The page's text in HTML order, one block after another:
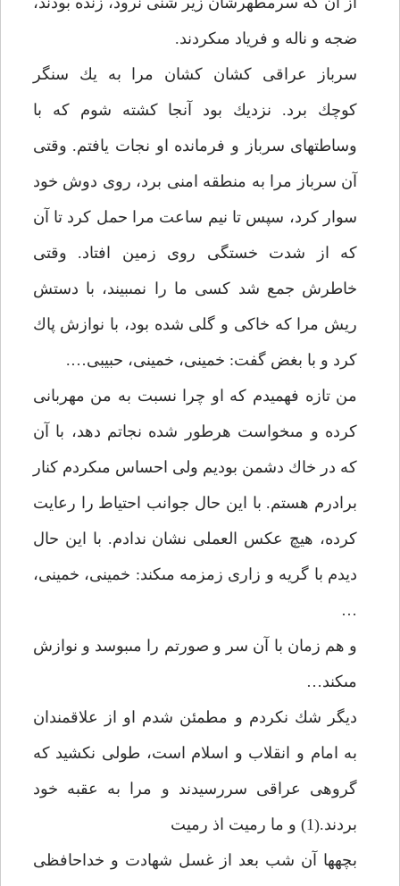
ضجه و ناله و فرياد مى‏كردند.
سرباز عراقى كشان كشان مرا به يك سنگر
كوچك برد. نزديك بود آنجا كشته شوم كه با
وساطت‏هاى سرباز و فرمانده او نجات يافتم. وقتى
آن سرباز مرا به منطقه امنى برد، روى دوش خود
سوار كرد، سپس تا نيم ساعت مرا حمل كرد تا آن
كه از شدت خستگى روى زمين افتاد. وقتى
خاطرش جمع شد كسى ما را نمى‏بيند، با دستش
ريش مرا كه خاكى و گلى شده بود، با نوازش پاك
كرد و با بغض گفت: خمينى، خمينى، حبيبى….
من تازه فهميدم كه او چرا نسبت به من مهربانى
كرده و مى‏خواست هرطور شده نجاتم دهد، با آن
كه در خاك دشمن بوديم ولى احساس مى‏كردم كنار
برادرم هستم. با اين حال جوانب احتياط را رعايت
كرده، هيچ عكس العملى نشان ندادم. با اين حال
ديدم با گريه و زارى زمزمه مى‏كند: خمينى، خمينى،
…
و هم زمان با آن سر و صورتم را مى‏بوسد و نوازش
مى‏كند…
ديگر شك نكردم و مطمئن شدم او از علاقمندان
به امام و انقلاب و اسلام است، طولى نكشيد كه
گروهى عراقى سررسيدند و مرا به عقبه خود
بردند.(1) و ما رميت اذ رميت‏
بچه‏ها آن شب بعد از غسل شهادت و خداحافظى